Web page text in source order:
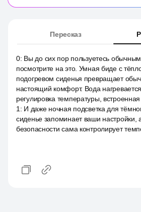
Пересказ
0: Вы до сих пор пользуетесь обычным
посмотрите на это. Умная биде с
подогревом сиденья превращает
настоящий комфорт. Вода
регулировка температуры,
1 : И даже ночная подсветка для
сиденье запоминает ваши настройки,
безопасности сама контролирует